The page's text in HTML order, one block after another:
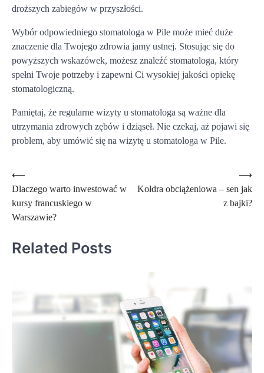
droższych zabiegów w przyszłości.
Wybór odpowiedniego stomatologa w Pile może mieć duże
znaczenie dla Twojego zdrowia jamy ustnej. Stosując się do
powyższych wskazówek, możesz znaleźć stomatologa, który
spełni Twoje potrzeby i zapewni Ci wysokiej jakości opiekę
stomatologiczną.
Pamiętaj, że regularne wizyty u stomatologa są ważne dla
utrzymania zdrowych zębów i dziąseł. Nie czekaj, aż pojawi się
problem, aby umówić się na wizytę u stomatologa w Pile.
Nawigacja
wpisu
⟵
Dlaczego warto inwestować w
kursy francuskiego w
Warszawie?
Kołdra obciążeniowa – sen jak
z bajki?
⟶
Related Posts